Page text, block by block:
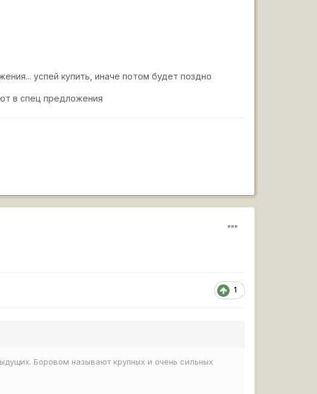
успей купить, иначе потом будет поздно
в спец предложения
1
Боровом называют крупных и очень сильных